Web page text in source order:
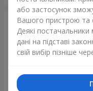
або застосунок
Вашого пристрою та
Деякі
дані на підставі
свій вибір пізніше